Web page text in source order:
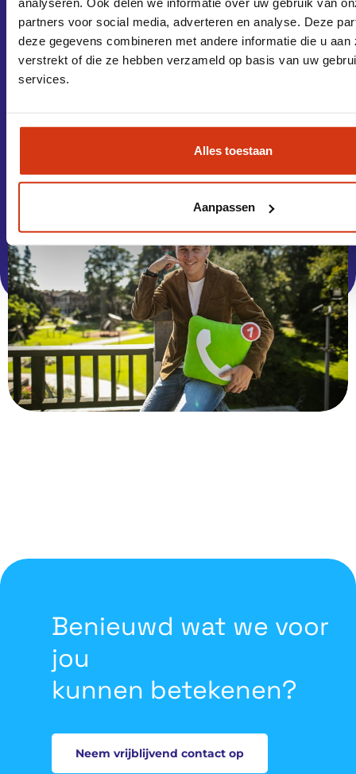
partners voor social media, adverteren en analyse. Deze
deze gegevens combineren met andere informatie die u aan
verstrekt of die ze hebben verzameld op basis van uw
services.
Alles toestaan
Aanpassen
Neem dan vrijblijvend contact op met Allan!
Benieuwd wat we voor
jou
kunnen betekenen?
Neem vrijblijvend contact op